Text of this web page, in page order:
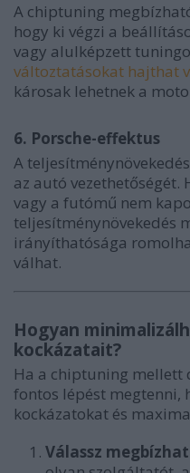
A chiptuning
hogy ki végzi a
vagy alulképzett
változtatásokat hajthat
károsak lehetnek a
6. Porsche-effektus
A
az autó
vagy a futómű nem
teljesítménynövekedés
irányíthatósága
válhat.
Hogyan
kockázatait?
Ha a chiptuning mellett
fontos lépést megtenni,
kockázatokat és
Válassz